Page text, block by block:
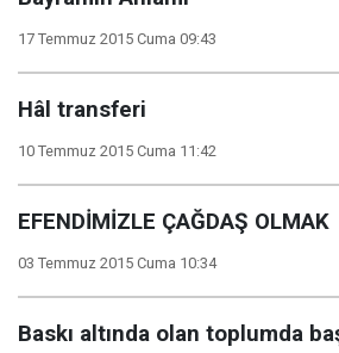
17 Temmuz 2015 Cuma 09:43
Hâl transferi
10 Temmuz 2015 Cuma 11:42
EFENDİMİZLE ÇAĞDAŞ OLMAK
03 Temmuz 2015 Cuma 10:34
Baskı altında olan toplumda